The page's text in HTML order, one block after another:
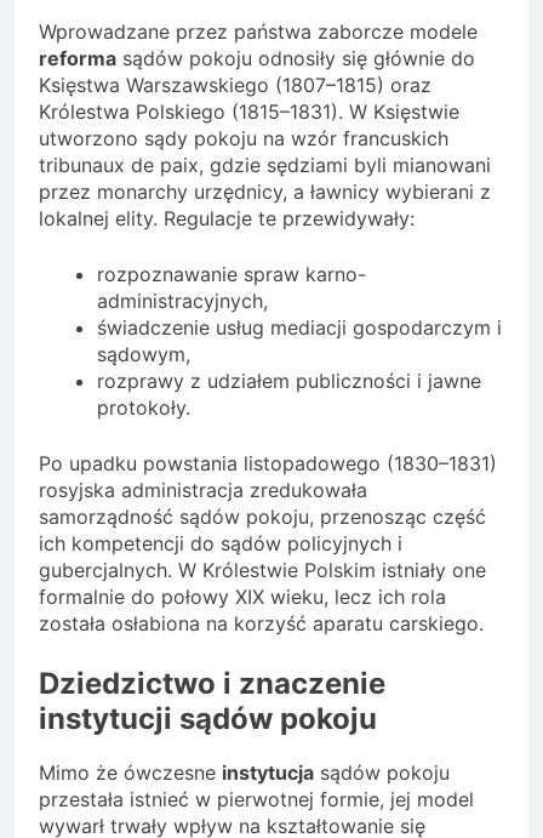
Wprowadzane przez państwa zaborcze modele
reforma sądów pokoju odnosiły się głównie do
Księstwa Warszawskiego (1807–1815) oraz
Królestwa Polskiego (1815–1831). W Księstwie
utworzono sądy pokoju na wzór francuskich
tribunaux de paix, gdzie sędziami byli mianowani
przez monarchy urzędnicy, a ławnicy wybierani z
lokalnej elity. Regulacje te przewidywały:
rozpoznawanie spraw karno-
administracyjnych,
świadczenie usług mediacji gospodarczym i
sądowym,
rozprawy z udziałem publiczności i jawne
protokoły.
Po upadku powstania listopadowego (1830–1831)
rosyjska administracja zredukowała
samorządność sądów pokoju, przenosząc część
ich kompetencji do sądów policyjnych i
gubercjalnych. W Królestwie Polskim istniały one
formalnie do połowy XIX wieku, lecz ich rola
została osłabiona na korzyść aparatu carskiego.
Dziedzictwo i znaczenie
instytucji sądów pokoju
Mimo że ówczesne instytucja sądów pokoju
przestała istnieć w pierwotnej formie, jej model
wywarł trwały wpływ na kształtowanie się